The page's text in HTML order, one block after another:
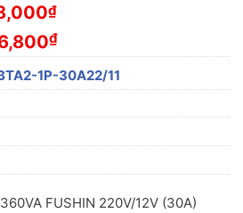
₫
₫
1P-30A22/11
FUSHIN 220V/12V (30A)